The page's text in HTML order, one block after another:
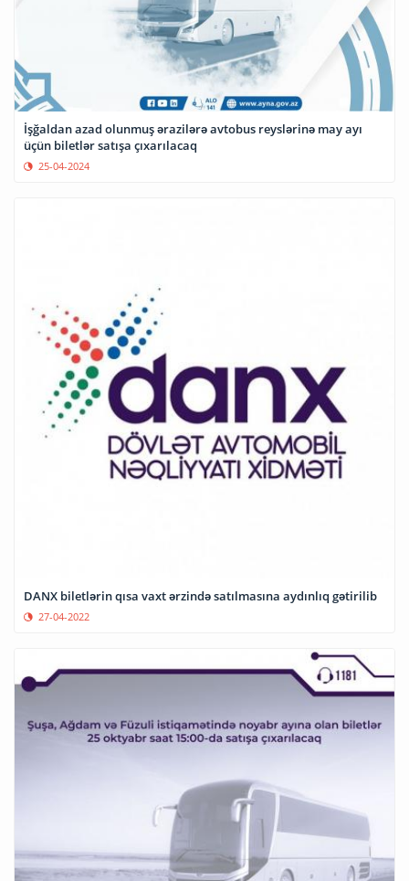
İşğaldan azad olunmuş ərazilərə avtobus reyslərinə may ayı
üçün biletlər satışa çıxarılacaq
25-04-2024
DANX biletlərin qısa vaxt ərzində satılmasına aydınlıq gətirilib
27-04-2022